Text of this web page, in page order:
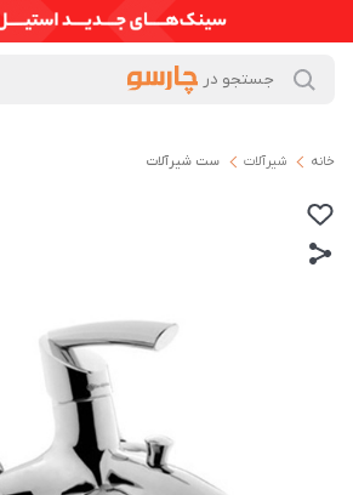
خانه شیرآلات ست شیرآلات